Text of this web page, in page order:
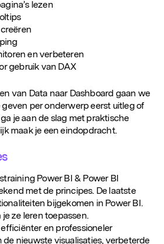
lezen
en verbeteren
gebruik van DAX
van Data naar Dashboard gaan we
geven per onderwerp eerst uitleg of
je aan de slag met praktische
maak je een eindopdracht.
Power BI & Power BI
met de principes. De laatste
bijgekomen in Power BI.
ze leren toepassen.
en professioneler
de nieuwste visualisaties, verbeterde